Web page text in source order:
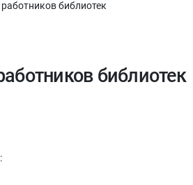
библиотек
библиотек